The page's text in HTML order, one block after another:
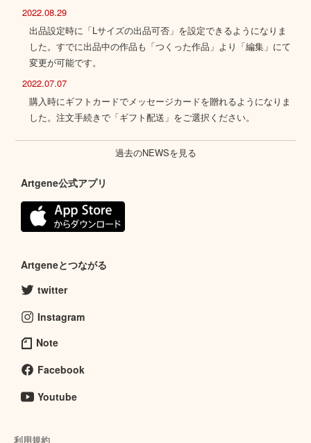
2022.08.29
出品設定時に「Lサイズの出品可否」を設定できるようになりま
した。すでに出品中の作品も「つくった作品」より「編集」にて
変更が可能です。
2022.07.07
購入時にギフトカードでメッセージカードを贈れるようになりま
した。注文手続きで「ギフト配送」をご選択ください。
過去のNEWSを見る
Artgene公式アプリ
Artgeneとつながる
twitter
Instagram
Note
Facebook
Youtube
利用規約